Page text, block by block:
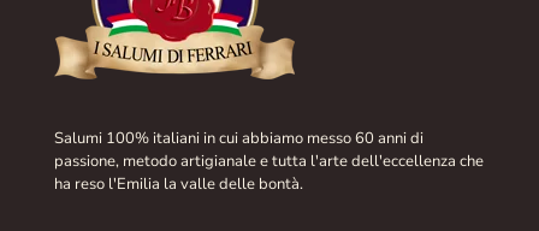
Salumi 100% italiani in cui abbiamo messo 60 anni di
passione, metodo artigianale e tutta l'arte dell'eccellenza che
ha reso l'Emilia la valle delle bontà.